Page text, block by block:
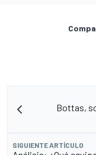
Bottas,
SIGUIENTE ARTÍCULO